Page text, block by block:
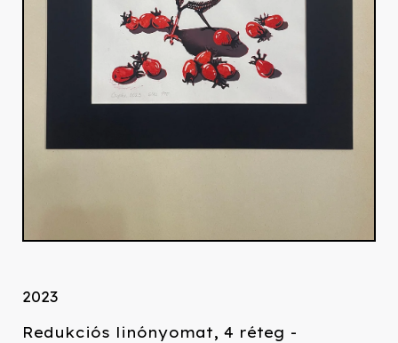
2023
Redukciós linónyomat, 4 réteg -